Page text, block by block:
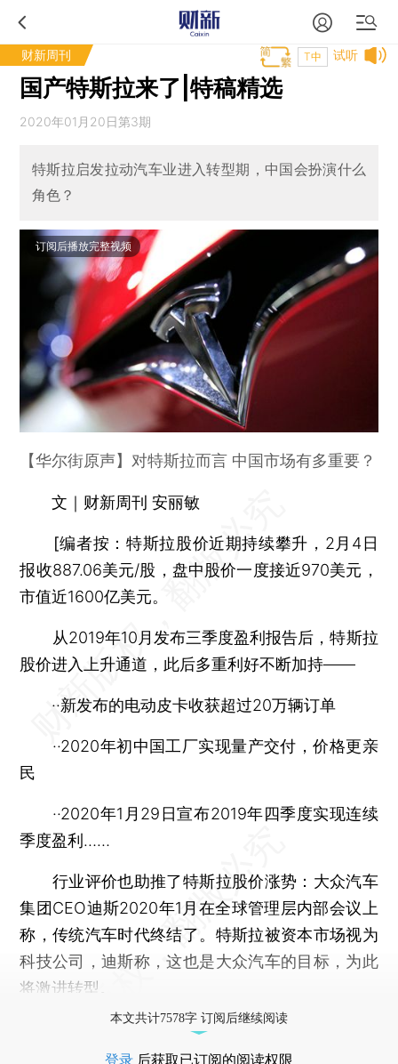
财新周刊 试听
T中
国产特斯拉来了|特稿精选
2020年01月20日第3期
特斯拉启发拉动汽车业进入转型期，中国会扮演什么
角色？
订阅后播放完整视频
【华尔街原声】对特斯拉而言 中国市场有多重要？
文｜财新周刊 安丽敏
[编者按： 特斯拉股价近期持续攀升，2月4日
报收887.06美元/股，盘中股价一度接近970美元，
市值近1600亿美元。
从2019年10月发布三季度盈利报告后，特斯拉
股价进入上升通道，此后多重利好不断加持——
··新发布的电动皮卡收获超过20万辆订单
··2020年初中国工厂实现量产交付，价格更亲
民
··2020年1月29日宣布2019年四季度实现连续
季度盈利……
行业评价也助推了特斯拉股价涨势：大众汽车
集团CEO迪斯2020年1月在全球管理层内部会议上
称，传统汽车时代终结了。特斯拉被资本市场视为
科技公司，迪斯称，这也是大众汽车的目标，为此
将激进转型。
本文共计7578字 订阅后继续阅读
登录 后获取已订阅的阅读权限